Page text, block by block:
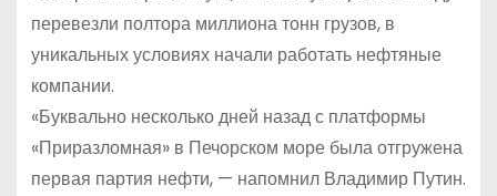
перевезли полтора миллиона тонн грузов, в
уникальных условиях начали работать нефтяные
компании.
«Буквально несколько дней назад с платформы
«Приразломная» в Печорском море была отгружена
первая партия нефти, — напомнил Владимир Путин.